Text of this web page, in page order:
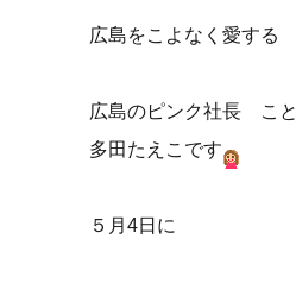
広島をこよなく愛する
広島のピンク社長 こと
多田たえこです
５月4日に